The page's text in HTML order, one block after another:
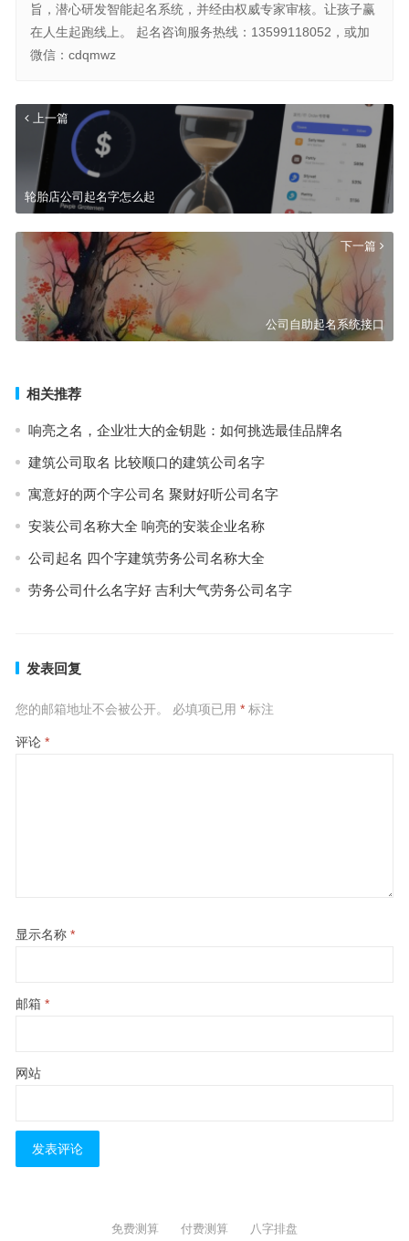
旨，潜心研发智能起名系统，并经由权威专家审核。让孩子赢
在人生起跑线上。 起名咨询服务热线：13599118052，或加
微信：cdqmwz
上一篇
轮胎店公司起名字怎么起
下一篇
公司自助起名系统接口
相关推荐
响亮之名，企业壮大的金钥匙：如何挑选最佳品牌名
建筑公司取名 比较顺口的建筑公司名字
寓意好的两个字公司名 聚财好听公司名字
安装公司名称大全 响亮的安装企业名称
公司起名 四个字建筑劳务公司名称大全
劳务公司什么名字好 吉利大气劳务公司名字
发表回复
您的邮箱地址不会被公开。 必填项已用 *标注
评论 *
显示名称 *
邮箱 *
网站
免费测算 付费测算 八字排盘